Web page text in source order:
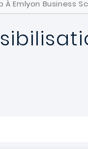
Emlyon Business